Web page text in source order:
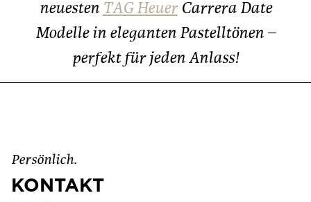
neuesten TAG HeuerCarrera Date
Modelle in eleganten Pastelltönen –
perfekt für jeden Anlass!
Persönlich.
KONTAKT